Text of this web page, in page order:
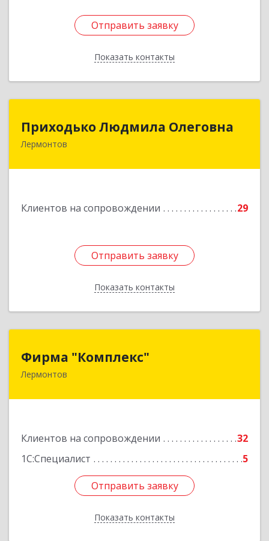
Отправить заявку
Показать контакты
Отправить заявку
Назад
Приходько Людмила Олеговна
Лермонтов
Клиентов на сопровождении 29
Отправить заявку
Показать контакты
357341, Лермонтов г, П.Лумумбы ул, дом №
Отправить заявку
Назад
Фирма "Комплекс"
Лермонтов
Клиентов на сопровождении
32
1С:Специалист
5
Отправить заявку
Показать контакты
357348, Ставропольский край, Лермонтов г,
Отправить заявку
Назад